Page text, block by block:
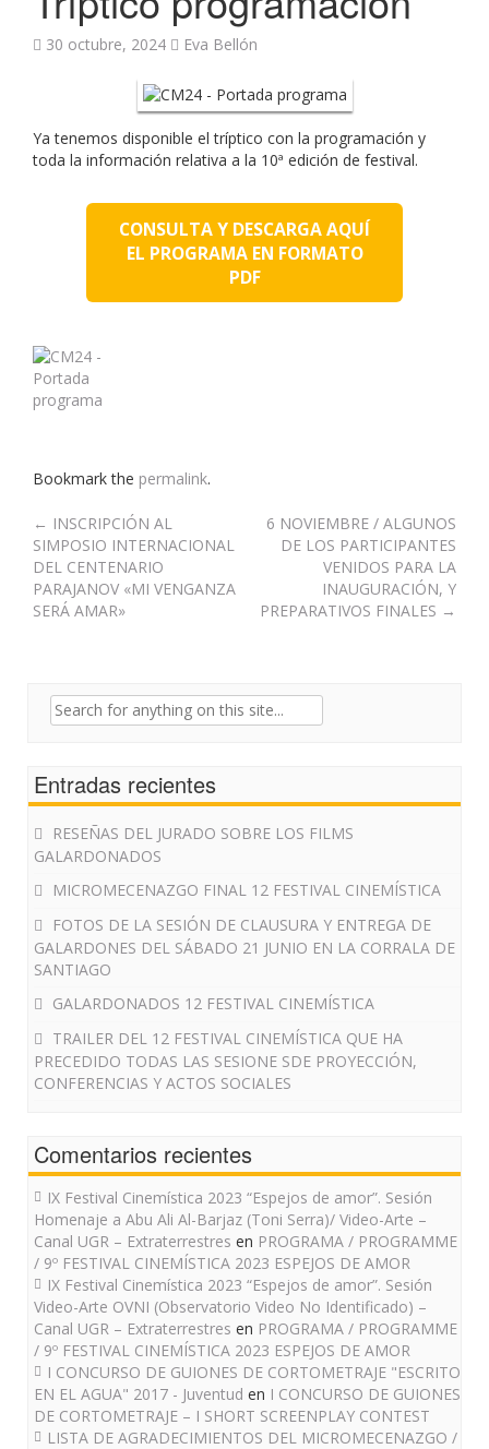
30 octubre, 2024 Eva Bellón
Ya tenemos disponible el tríptico con la programación y
toda la información relativa a la 10ª edición de festival.
CONSULTA Y DESCARGA AQUÍ
EL PROGRAMA EN FORMATO
PDF
Bookmark the permalink.
Post
navigation
← INSCRIPCIÓN AL
SIMPOSIO INTERNACIONAL
DEL CENTENARIO
PARAJANOV «MI VENGANZA
SERÁ AMAR»
6 NOVIEMBRE / ALGUNOS
DE LOS PARTICIPANTES
VENIDOS PARA LA
INAUGURACIÓN, Y
PREPARATIVOS FINALES →
Search
Entradas recientes
RESEÑAS DEL JURADO SOBRE LOS FILMS
GALARDONADOS
MICROMECENAZGO FINAL 12 FESTIVAL CINEMÍSTICA
FOTOS DE LA SESIÓN DE CLAUSURA Y ENTREGA DE
GALARDONES DEL SÁBADO 21 JUNIO EN LA CORRALA DE
SANTIAGO
GALARDONADOS 12 FESTIVAL CINEMÍSTICA
TRAILER DEL 12 FESTIVAL CINEMÍSTICA QUE HA
PRECEDIDO TODAS LAS SESIONE SDE PROYECCIÓN,
CONFERENCIAS Y ACTOS SOCIALES
Comentarios recientes
IX Festival Cinemística 2023 “Espejos de amor”. Sesión
Homenaje a Abu Ali Al-Barjaz (Toni Serra)/ Video-Arte –
Canal UGR – Extraterrestres en PROGRAMA / PROGRAMME
/ 9º FESTIVAL CINEMÍSTICA 2023 ESPEJOS DE AMOR
IX Festival Cinemística 2023 “Espejos de amor”. Sesión
Video-Arte OVNI (Observatorio Video No Identificado) –
Canal UGR – Extraterrestres en PROGRAMA / PROGRAMME
/ 9º FESTIVAL CINEMÍSTICA 2023 ESPEJOS DE AMOR
I CONCURSO DE GUIONES DE CORTOMETRAJE "ESCRITO
EN EL AGUA" 2017 - Juventud en I CONCURSO DE GUIONES
DE CORTOMETRAJE – I SHORT SCREENPLAY CONTEST
LISTA DE AGRADECIMIENTOS DEL MICROMECENAZGO /